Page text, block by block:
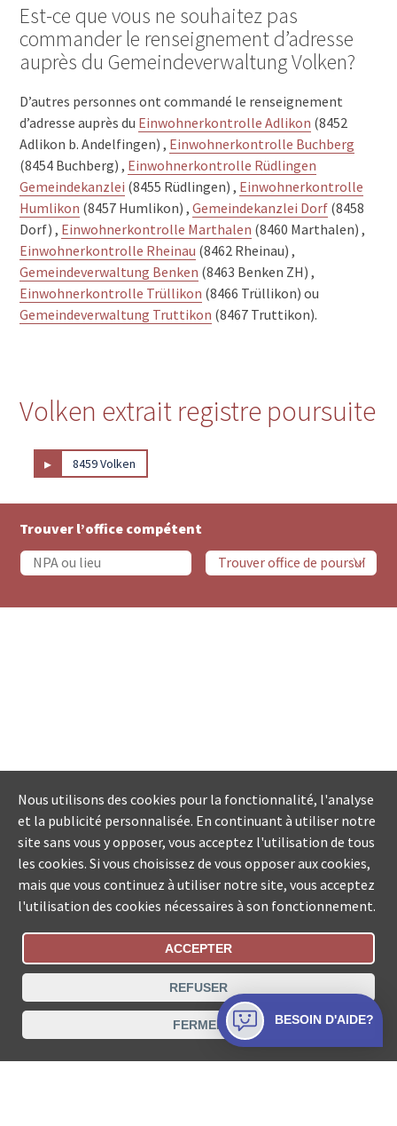
Est-ce que vous ne souhaitez pas
commander le renseignement d’adresse
auprès du Gemeindeverwaltung Volken?
D’autres personnes ont commandé le renseignement
d’adresse auprès du Einwohnerkontrolle Adlikon (8452
Adlikon b. Andelfingen) , Einwohnerkontrolle Buchberg
(8454 Buchberg) , Einwohnerkontrolle Rüdlingen
Gemeindekanzlei (8455 Rüdlingen) , Einwohnerkontrolle
Humlikon (8457 Humlikon) ,Gemeindekanzlei Dorf (8458
Dorf) , Einwohnerkontrolle Marthalen (8460 Marthalen) ,
Einwohnerkontrolle Rheinau (8462 Rheinau) ,
Gemeindeverwaltung Benken (8463 Benken ZH) ,
Einwohnerkontrolle Trüllikon (8466 Trüllikon) ou
Gemeindeverwaltung Truttikon (8467 Truttikon).
Volken extrait registre poursuite
▸ 8459 Volken
Trouver l’office compétent
Statut De La Commande
Recherche des offices de Suisse
Protection des données Mentions légales
Conditions d’utilisation Contact
Nous utilisons des cookies pour la fonctionnalité, l'analyse
et la publicité personnalisée. En continuant à utiliser notre
site sans vous y opposer, vous acceptez l'utilisation de tous
les cookies. Si vous choisissez de vous opposer aux cookies,
mais que vous continuez à utiliser notre site, vous acceptez
l'utilisation des cookies nécessaires à son fonctionnement.
ACCEPTER
REFUSER
FERMER BESOIN D'AIDE?